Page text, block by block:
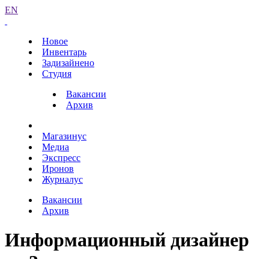
EN
Новое
Инвентарь
Задизайнено
Студия
Вакансии
Архив
Магазинус
Медиа
Экспресс
Иронов
Журналус
Вакансии
Архив
Информационный дизайнер